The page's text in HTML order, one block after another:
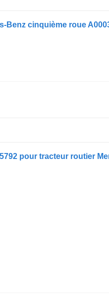
pour tracteur routier